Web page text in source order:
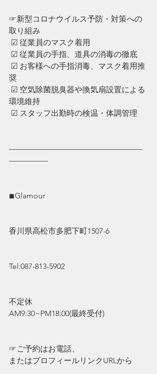
☞新型コロナウイルス予防・対策への
取り組み
☑︎ 従業員のマスク着用
☑︎ ︎従業員の手指、道具の消毒の徹底
奨
環境維持
☑︎ ︎スタッフ出勤時の検温・体調管理
—————————————————
—————
◾︎Glamour
香川県高松市多肥下町1507-6
Tel:087-813-5902
不定休
AM9:30~PM18:00(最終受付)
☞ご予約はお電話、
またはプロフィールリンクURLから